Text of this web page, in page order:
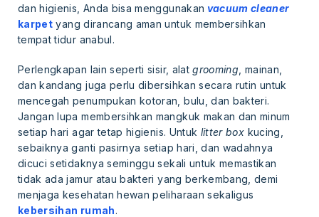
dan higienis, Anda bisa menggunakan vacuum cleaner
karpet yang dirancang aman untuk membersihkan
tempat tidur anabul.
Perlengkapan lain seperti sisir, alatgrooming , mainan,
dan kandang juga perlu dibersihkan secara rutin untuk
mencegah penumpukan kotoran, bulu, dan bakteri.
Jangan lupa membersihkan mangkuk makan dan minum
setiap hari agar tetap higienis. Untuk litter box kucing,
sebaiknya ganti pasirnya setiap hari, dan wadahnya
dicuci setidaknya seminggu sekali untuk memastikan
tidak ada jamur atau bakteri yang berkembang, demi
menjaga kesehatan hewan peliharaan sekaligus
kebersihan rumah.